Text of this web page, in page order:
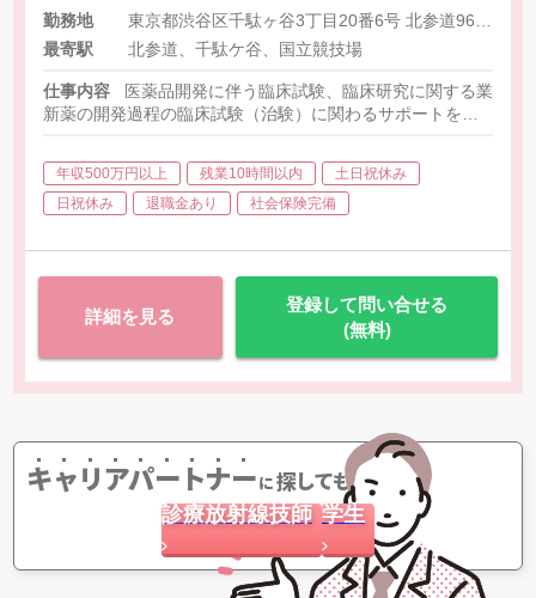
勤務地
最寄駅
北参道、千駄ケ谷、国立競技場
仕事内容
医薬品開発に伴う臨床試験、臨床研究に関する業務
新薬の開発過程の臨床試験（治験）に関わるサポートを医療機
＜主な業務項目＞
・臨床試験参加の適格確認業務
・臨床試験担当医師の同意説明時の補助
・患者様の治験薬服薬指導
・治験のスケジュール管理
・患者様からのご質問・ご相談窓口
・医師の症例報告書の記入補助等
年収500万円以上 残業10時間以内
土日祝休み
日祝休み
退職金あり 社会保険完備
詳細を見る
登録して問い合せる
(無料)
キャリアパートナーに探してもらう
診療放射線技師 学生